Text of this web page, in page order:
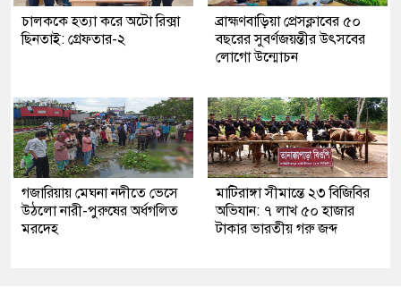
চালককে হত্যা করে অটো রিক্সা
ছিনতাই: গ্রেফতার-২
ব্রাহ্মণবাড়িয়া প্রেসক্লাবের ৫০
বছরের সুবর্ণজয়ন্তীর উৎসবের
লোগো উন্মোচন
গজারিয়ায় মেঘনা নদীতে ভেসে
উঠলো নারী-পুরুষের অর্ধগলিত
মরদেহ
মাটিরাঙ্গা সীমান্তে ২৩ বিজিবির
অভিযান: ৭ লাখ ৫০ হাজার
টাকার ভারতীয় গরু জব্দ